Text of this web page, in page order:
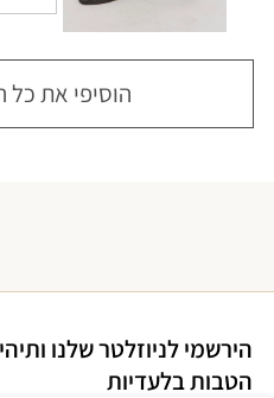
הוסיפי את כל
הירשמי לניוזלטר שלנו
הטבות בלעדיות